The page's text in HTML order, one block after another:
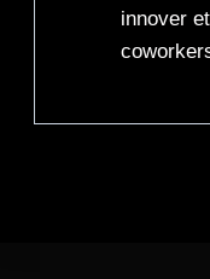
innover